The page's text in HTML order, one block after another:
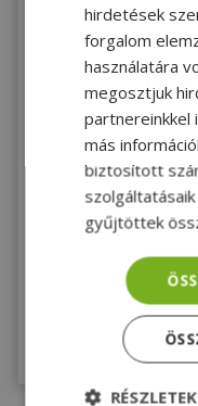
KIVÁLÓ
ÁLLAPOT
HP 24W 5.5 x
teljesítmény
hirdetések
forgalom
használatára
megosztjuk
partnereinkkel
más
biztosított
gyűjtöttek